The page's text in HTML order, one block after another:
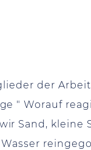
der
" Worauf
Sand, kleine